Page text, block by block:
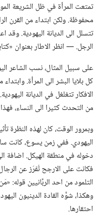
تمتعت المرأة في ظل الشريعة
محفوظة.‏ ولكن ابتداء من القرن
تتسلل الى الديانة اليهودية.‏ وقد
الرجل.‏ —‏ انظر الاطار بعنوان
على سبيل المثال،‏ نسب الشاعر
كل بلايا البشر الى المرأة.‏
الافكار تتغلغل في الديانة
من التحدث كثيرا الى النساء،‏
وبمرور الوقت،‏ كان لهذه النظرة
اليهودي.‏ ففي زمن يسوع،‏ كانت
دخوله في منطقة الهيكل.‏ اضافة
فكانت على الارجح تُفرَز عن
التلمود من احد الربَّانيين قوله:‏
وهكذا،‏ شوَّه القادة الدينيون
احتقارها.‏